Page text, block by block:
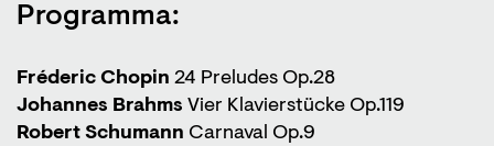
Programma:
Fréderic Chopin 24 Preludes Op.28
Johannes Brahms Vier Klavierstücke Op.119
Robert Schumann Carnaval Op.9